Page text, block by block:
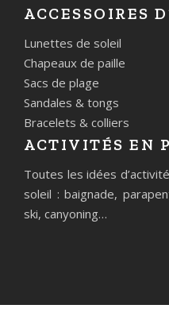
ACCESSOIRES
Lunettes de soleil
Chapeaux de paille
Sacs de plage
Sandales & tongs
Bracelets & colliers
ACTIVITÉS EN
Toutes les idées
soleil : baignade,
ski, canyoning…